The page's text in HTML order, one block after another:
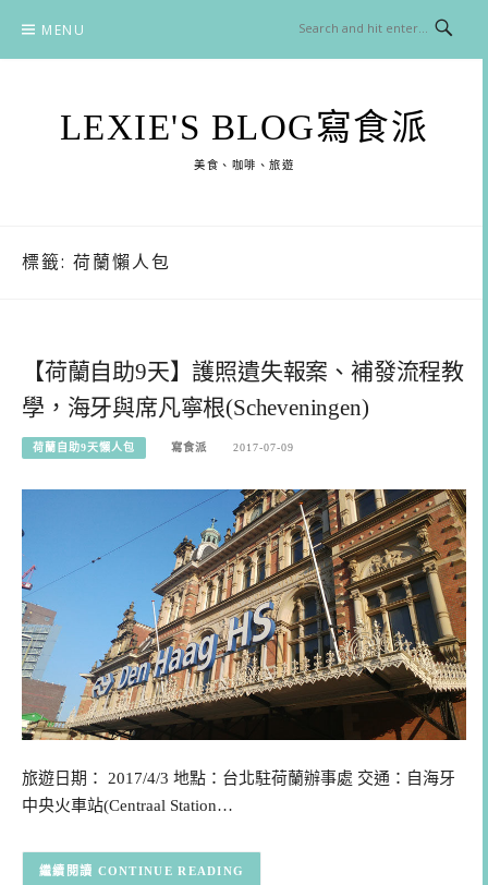
content
MENU
LEXIE'S BLOG寫食派
美食、咖啡、旅遊
標籤: 荷蘭懶人包
【荷蘭自助9天】護照遺失報案、補發流程教
學，海牙與席凡寧根(Scheveningen)
荷蘭自助9天懶人包 寫食派 2017-07-09
旅遊日期： 2017/4/3 地點：台北駐荷蘭辦事處 交通：自海牙
中央火車站(Centraal Station…
CONTINUE READING